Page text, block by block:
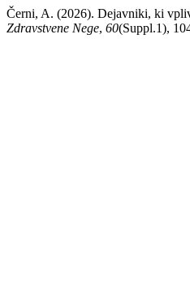
Černi, A. (2026). Dejavniki, ki
Zdravstvene Nege, 60(Suppl.1),